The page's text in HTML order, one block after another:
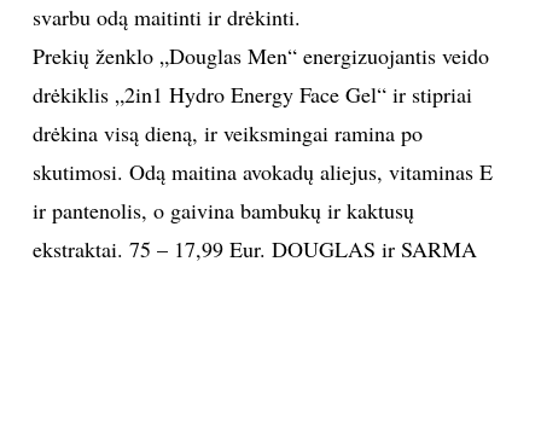
svarbu odą maitinti ir drėkinti.
Prekių ženklo „Douglas Men“ energizuojantis veido
drėkiklis „2in1 Hydro Energy Face Gel“ ir stipriai
drėkina visą dieną, ir veiksmingai ramina po
skutimosi. Odą maitina avokadų aliejus, vitaminas E
ir pantenolis, o gaivina bambukų ir kaktusų
ekstraktai. 75 – 17,99 Eur. DOUGLAS ir SARMA